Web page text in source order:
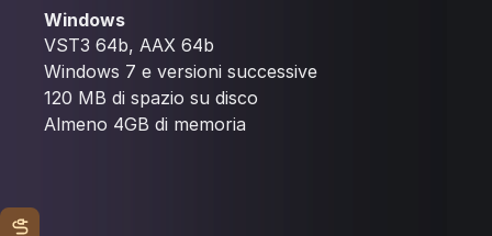
Windows
VST3 64b, AAX 64b
Windows 7 e versioni successive
120 MB di spazio su disco
Almeno 4GB di memoria